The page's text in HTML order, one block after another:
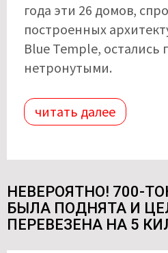
года эти 26 домов,
построенных
Blue Temple, остались
нетронутыми.
читать далее
НЕВЕРОЯТНО! 700-
БЫЛА ПОДНЯТА И
ПЕРЕВЕЗЕНА НА 5